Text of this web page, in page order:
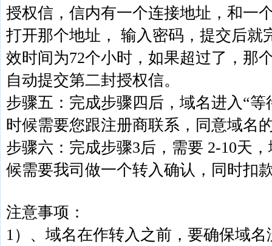
授权信，信内有一个连接地址，和一
打开那个地址， 输入密码，提交后就
效时间为72个小时，如果超过了，那
自动提交第二封授权信。
步骤五：完成步骤四后，域名进入“
时候需要您跟注册商联系，同意域名
步骤六：完成步骤3后，需要 2-10天
候需要我司做一个转入确认，同时扣
注意事项：
1）、域名在作转入之前，要确保域